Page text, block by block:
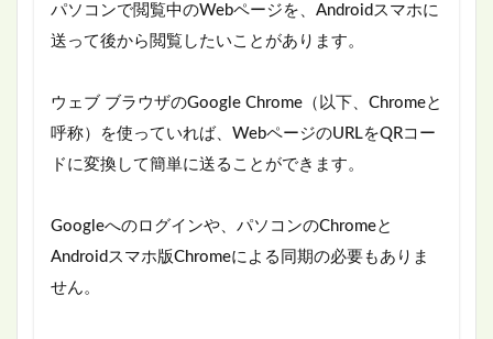
パソコンで閲覧中のWebページを、Androidスマホに
送って後から閲覧したいことがあります。
ウェブ ブラウザのGoogle Chrome（以下、Chromeと
呼称）を使っていれば、WebページのURLをQRコー
ドに変換して簡単に送ることができます。
Googleへのログインや、パソコンのChromeと
Androidスマホ版Chromeによる同期の必要もありま
せん。